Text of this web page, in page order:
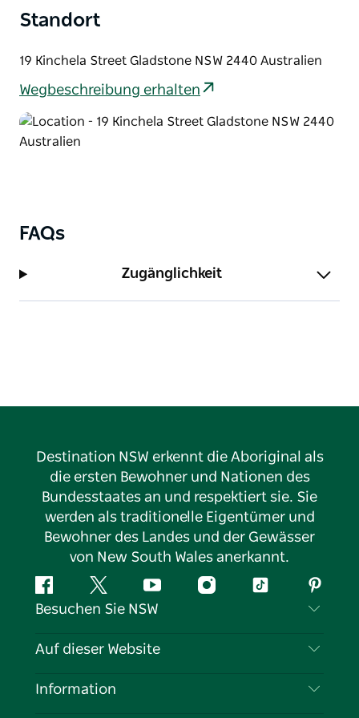
Toastie, benannt nach den Drogher-Booten, die vor
River hinunter transportierten – Sie werden nicht
Standort
19 Kinchela Street Gladstone NSW 2440 Australien
Wegbeschreibung erhalten
FAQs
Zugänglichkeit
Destination NSW erkennt die Aboriginal als
die ersten Bewohner und Nationen des
Bundesstaates an und respektiert sie. Sie
werden als traditionelle Eigentümer und
Bewohner des Landes und der Gewässer
von New South Wales anerkannt.
FacebookTwitter YouTubeInstagramTikTok
Besuchen Sie NSW
Kontaktieren Sie uns
Auf dieser Website
Reiseziele
Information